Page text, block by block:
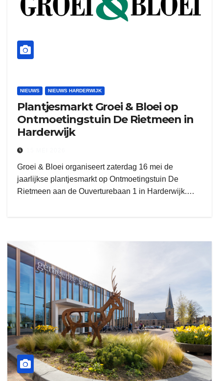
NIEUWS NIEUWS HARDERWIJK
Plantjesmarkt Groei & Bloei op
Ontmoetingstuin De Rietmeen in
Harderwijk
Groei & Bloei organiseert zaterdag 16 mei de
jaarlijkse plantjesmarkt op Ontmoetingstuin De
Rietmeen aan de Ouverturebaan 1 in Harderwijk.…